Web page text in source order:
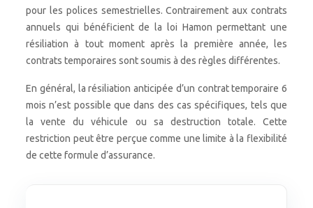
pour les polices semestrielles. Contrairement aux contrats
annuels qui bénéficient de la loi Hamon permettant une
résiliation à tout moment après la première année, les
contrats temporaires sont soumis à des règles différentes.
En général, la résiliation anticipée d’un contrat temporaire 6
mois n’est possible que dans des cas spécifiques, tels que
la vente du véhicule ou sa destruction totale. Cette
restriction peut être perçue comme une limite à la flexibilité
de cette formule d’assurance.